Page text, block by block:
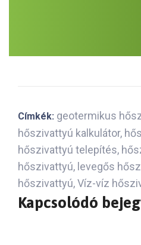
Címkék: geotermikus
hőszivattyú kalkulátor,
hőszivattyú telepítés,
hőszivattyú, levegős
hőszivattyú,Víz-víz
Kapcsolódó